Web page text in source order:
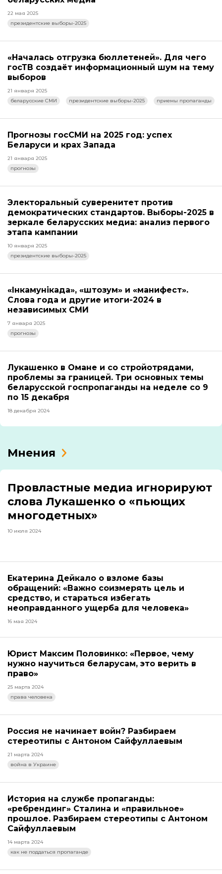
22 мая 2025
президентские выборы-2025
«Началась отгрузка бюллетеней». Для чего
госТВ создаёт информационный шум на тему
выборов
21 января 2025
беларусские СМИ
президентские выборы-2025 приемы пропаганды
Прогнозы госСМИ на 2025 год: успех
Беларуси и крах Запада
21 января 2025
прогнозы
Электоральный суверенитет против
демократических стандартов. Выборы-2025 в
зеркале беларусских медиа: анализ первого
этапа кампании
10 января 2025
президентские выборы-2025
«Інкамунікада», «штозум» и «манифест».
Слова года и другие итоги-2024 в
независимых СМИ
7 января 2025
прогнозы
Лукашенко в Омане и со стройотрядами,
проблемы за границей. Три основных темы
беларусской госпропаганды на неделе со 9
по 15 декабря
18 декабря 2024
Мнения
Провластные медиа игнорируют
слова Лукашенко о «пьющих
многодетных»
10 июля 2024
Екатерина Дейкало о взломе базы
обращений: «Важно соизмерять цель и
средство, и стараться избегать
неоправданного ущерба для человека»
16 мая 2024
Юрист Максим Половинко: «Первое, чему
нужно научиться беларусам, это верить в
право»
25 марта 2024
права человека
Россия не начинает войн? Разбираем
стереотипы с Антоном Сайфуллаевым
21 марта 2024
война в Украине
История на службе пропаганды:
«ребрендинг» Сталина и «правильное»
прошлое. Разбираем стереотипы с Антоном
Сайфуллаевым
14 марта 2024
как не поддаться пропаганде